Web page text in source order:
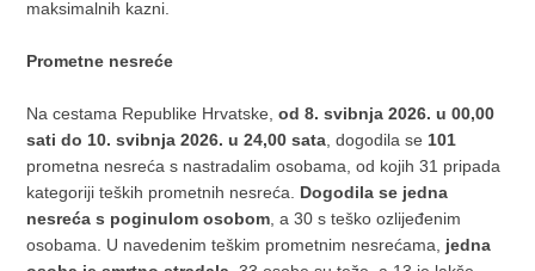
maksimalnih kazni.
Prometne nesreće
Na cestama Republike Hrvatske,od 8. svibnja 2026. u 00,00
sati do 10. svibnja 2026. u 24,00 sata , dogodila se 101
prometna nesreća s nastradalim osobama, od kojih 31 pripada
kategoriji teških prometnih nesreća. Dogodila se jedna
nesreća s poginulom osobom , a 30 s teško ozlijeđenim
osobama. U navedenim teškim prometnim nesrećama,
jedna